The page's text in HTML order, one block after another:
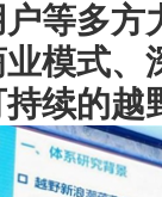
等多
模式
续的越